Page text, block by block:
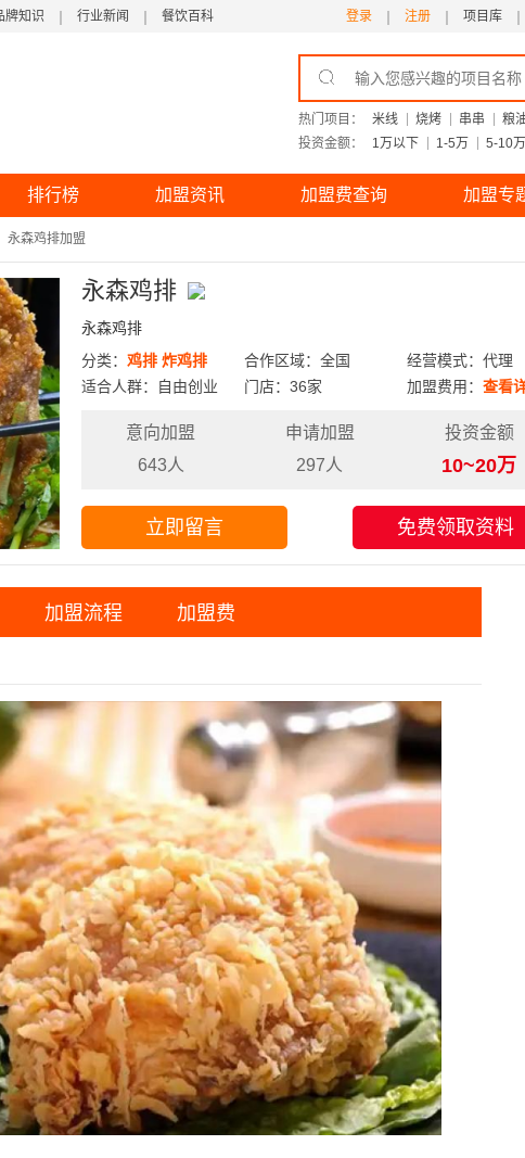
牌知识 行业新闻 餐饮百科 项目库
注册
登录
热门项目： 米线 烧烤 串串 粮
投资金额：
1万以下 1-5万 5-10万
排行榜 加盟资讯 加盟费查询 加盟专
永森鸡排加盟
永森鸡排
永森鸡排
分类： 鸡排 炸鸡排
适合人群：自由创业
合作区域：全国
门店：36家
经营模式：代理
加盟费用： 查看
意向加盟
643人
申请加盟
297人
投资金额
10~20万
立即留言 免费领取资料
加盟流程 加盟费